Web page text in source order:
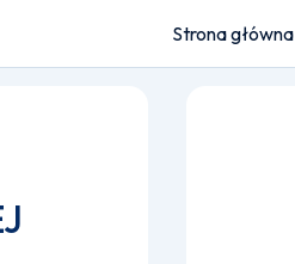
Strona główna